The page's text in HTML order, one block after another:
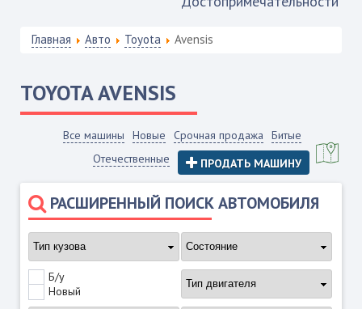
Главная Авто Toyota Avensis
TOYOTAAVENSIS
Все машины Новые Срочная продажа
Битые
Отечественные
ПРОДАТЬ МАШИНУ
РАСШИРЕННЫЙ ПОИСК АВТОМОБИЛЯ
Б/у
Новый